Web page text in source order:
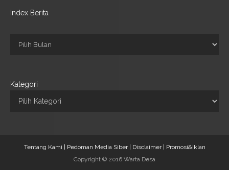
Index Berita
Kategori
Tentang Kami | Pedoman Media Siber | Disclaimer | Promosi&Iklan
Copyright © 2016 Warta Desa